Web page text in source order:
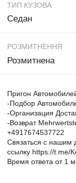
ТИП КУЗОВА
Седан
РОЗМИТНЕННЯ
Розмитнена
Пригон
-Подбор
-Организация
-Возврат
+4917674537722
Связаться с нашим
ссылку https://t.me/
Время ответа от 1